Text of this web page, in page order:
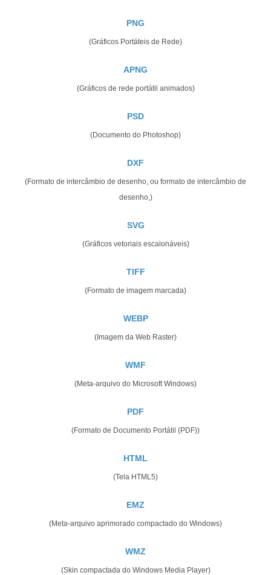
PNG
(Gráficos Portáteis de Rede)
APNG
(Gráficos de rede portátil animados)
PSD
(Documento do Photoshop)
DXF
(Formato de intercâmbio de desenho, ou formato de intercâmbio de
desenho,)
SVG
(Gráficos vetoriais escalonáveis)
TIFF
(Formato de imagem marcada)
WEBP
(Imagem da Web Raster)
WMF
(Meta-arquivo do Microsoft Windows)
PDF
(Formato de Documento Portátil (PDF))
HTML
(Tela HTML5)
EMZ
(Meta-arquivo aprimorado compactado do Windows)
WMZ
(Skin compactada do Windows Media Player)